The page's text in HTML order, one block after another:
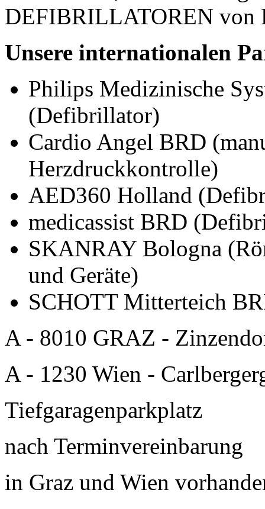
DEFIBRILLATOREN von
Unsere internationalen
Philips Medizinische
(Defibrillator)
Cardio Angel BRD
Herzdruckkontrolle)
AED360 Holland
medicassist BRD
SKANRAY Bologna
und Geräte)
SCHOTT Mitterteich
A - 8010 GRAZ -
A - 1230 Wien -
Tiefgaragenparkplatz
nach Terminvereinbarung
in Graz und Wien